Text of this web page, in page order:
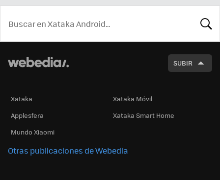
SUBIR
Xataka
Xataka Móvil
Applesfera
Xataka Smart Home
Mundo Xiaomi
Otras publicaciones de Webedia